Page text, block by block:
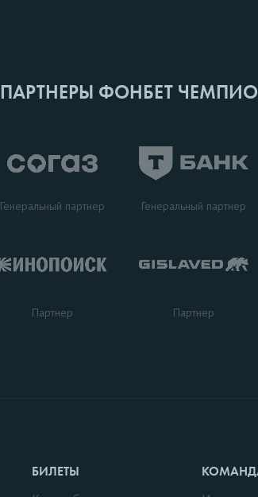
ПАРТНЕРЫ ФОНБЕТ
Генеральный партнер Генеральный партнер
Партнер Партнер
БИЛЕТЫ